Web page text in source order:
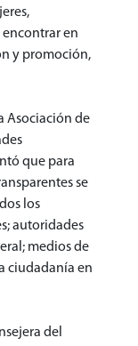
en
y promoción,
Asociación de
que para
se
los
autoridades
medios de
ciudadanía en
del